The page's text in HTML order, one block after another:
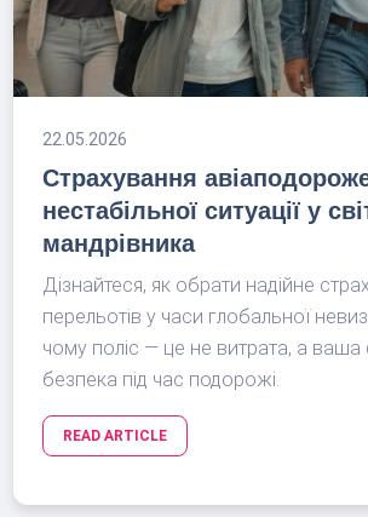
22.05.2026
Страхування
нестабільної ситуації у
мандрівника
Дізнайтеся, як обрати надійне
перельотів у часи глобальної
чому поліс — це не витрата, а ваша
безпека під час подорожі.
READ ARTICLE